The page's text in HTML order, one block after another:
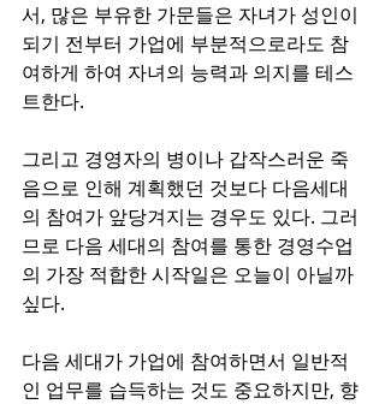
서, 많은 부유한 가문들은 자녀가 성인이
되기 전부터 가업에 부분적으로라도 참
여하게 하여 자녀의 능력과 의지를 테스
트한다.
그리고 경영자의 병이나 갑작스러운 죽
음으로 인해 계획했던 것보다 다음세대
의 참여가 앞당겨지는 경우도 있다. 그러
므로 다음 세대의 참여를 통한 경영수업
의 가장 적합한 시작일은 오늘이 아닐까
싶다.
다음 세대가 가업에 참여하면서 일반적
인 업무를 습득하는 것도 중요하지만, 향